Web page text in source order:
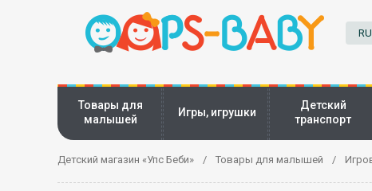
RU
Товары для
малышей
Игры, игрушки
Детский
транспорт
Детский магазин «Упс Беби» Товары для малышей